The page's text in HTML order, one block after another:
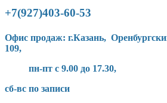
+7(927)403-60-53
Офис продаж: г.Казань,
109,
пн-пт с 9.00 до 17.30,
сб-вс по записи